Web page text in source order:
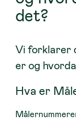
det?
Vi forklarer
er og
Hva er